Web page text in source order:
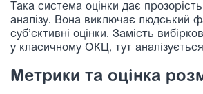
Така система оцінки дає прозорість
аналізу. Вона виключає людський
суб’єктивні оцінки. Замість
у класичному ОКЦ, тут
Метрики та оцінка